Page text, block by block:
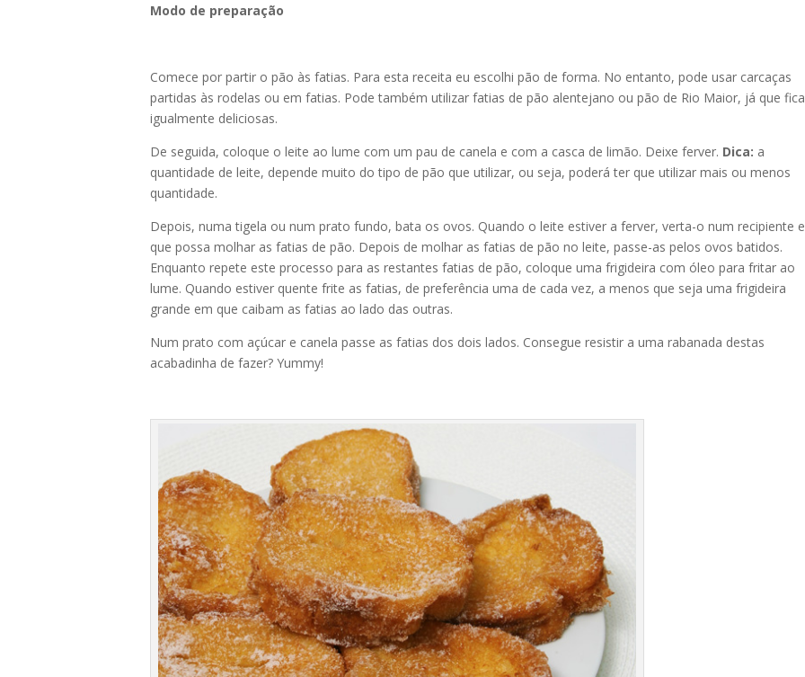
Modo de preparação
Comece por partir o pão às fatias. Para esta receita eu escolhi pão de forma. No entanto, pode usar carcaças
partidas às rodelas ou em fatias. Pode também utilizar fatias de pão alentejano ou pão de Rio Maior, já que
igualmente deliciosas.
De seguida, coloque o leite ao lume com um pau de canela e com a casca de limão. Deixe ferver. Dica: a
quantidade de leite, depende muito do tipo de pão que utilizar, ou seja, poderá ter que utilizar mais ou menos
quantidade.
Depois, numa tigela ou num prato fundo, bata os ovos. Quando o leite estiver a ferver, verta-o num recipiente
que possa molhar as fatias de pão. Depois de molhar as fatias de pão no leite, passe-as pelos ovos batidos.
Enquanto repete este processo para as restantes fatias de pão, coloque uma frigideira com óleo para fritar ao
lume. Quando estiver quente frite as fatias, de preferência uma de cada vez, a menos que seja uma frigideira
grande em que caibam as fatias ao lado das outras.
Num prato com açúcar e canela passe as fatias dos dois lados. Consegue resistir a uma rabanada destas
acabadinha de fazer? Yummy!